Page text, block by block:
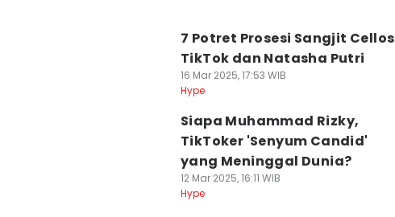
7 Potret Prosesi Sangjit Cellos
TikTok dan Natasha Putri
16 Mar 2025, 17:53 WIB
Hype
Siapa Muhammad Rizky,
TikToker 'Senyum Candid'
yang Meninggal Dunia?
12 Mar 2025, 16:11 WIB
Hype